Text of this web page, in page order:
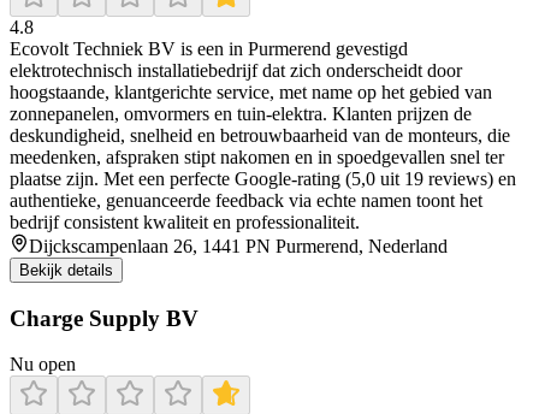
4.8
Ecovolt Techniek BV is een in Purmerend gevestigd
elektrotechnisch installatiebedrijf dat zich onderscheidt door
hoogstaande, klantgerichte service, met name op het gebied van
zonnepanelen, omvormers en tuin‑elektra. Klanten prijzen de
deskundigheid, snelheid en betrouwbaarheid van de monteurs, die
meedenken, afspraken stipt nakomen en in spoedgevallen snel ter
plaatse zijn. Met een perfecte Google‑rating (5,0 uit 19 reviews) en
authentieke, genuanceerde feedback via echte namen toont het
bedrijf consistent kwaliteit en professionaliteit.
Dijckscampenlaan 26, 1441 PN Purmerend, Nederland
Bekijk details
Charge Supply BV
Nu open